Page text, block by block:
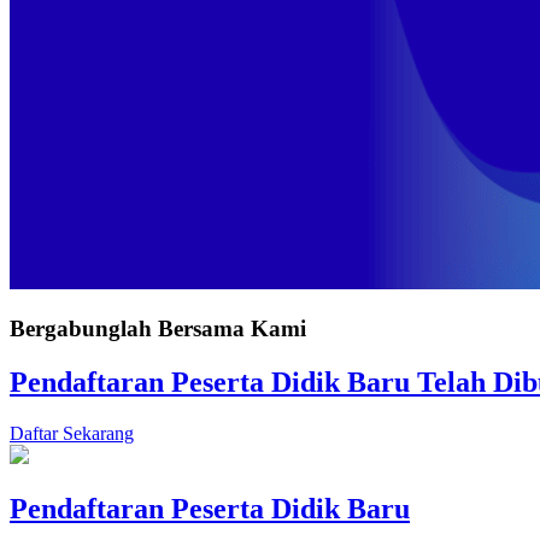
Bergabunglah Bersama Kami
Pendaftaran Peserta Didik Baru Telah
Daftar Sekarang
Pendaftaran Peserta Didik Baru